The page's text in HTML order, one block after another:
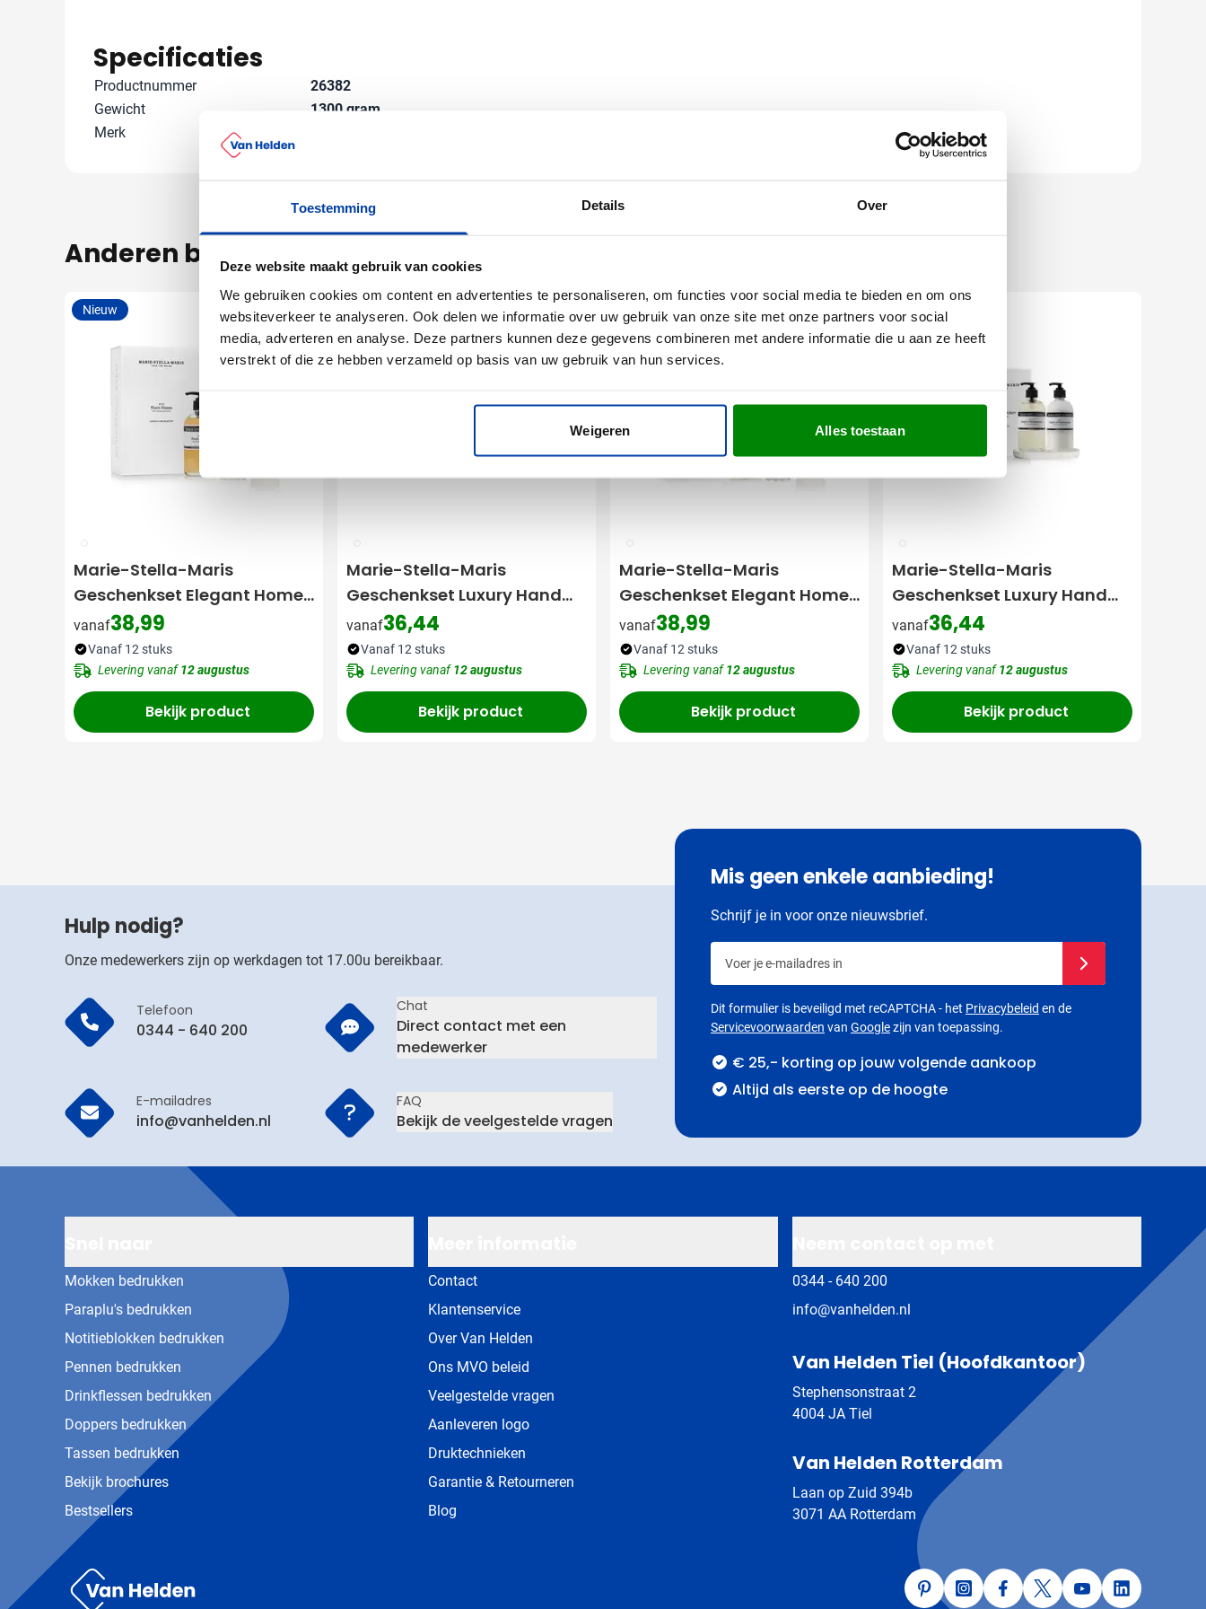
Toestemming Details Over
Deze website maakt gebruik van cookies
We gebruiken cookies om content en advertenties te personaliseren, om functies voor social media te bieden en om ons
websiteverkeer te analyseren. Ook delen we informatie over uw gebruik van onze site met onze partners voor social
media, adverteren en analyse. Deze partners kunnen deze gegevens combineren met andere informatie die u aan ze heeft
verstrekt of die ze hebben verzameld op basis van uw gebruik van hun services.
Weigeren Alles toestaan
Specificaties
Productnummer
26382
Gewicht
1300 gram
Merk
Anderen bekeken ook
002
Marie-Stella-Maris
Geschenkset Elegant Home
Rock Roses [3-delig]
vanaf38,99
Nieuw
Vanaf 12 stuks
Levering vanaf12 augustus
Bekijk product
002
Marie-Stella-Maris
Geschenkset Luxury Hand
Care Voyage Vétiver [2-
delig]
vanaf36,44
Nieuw
Vanaf 12 stuks
Levering vanaf12 augustus
Bekijk product
002
Marie-Stella-Maris
Geschenkset Elegant Home
Objets d'Amsterdam [3-
delig]
vanaf38,99
Nieuw
Vanaf 12 stuks
Levering vanaf12 augustus
Bekijk product
002
Marie-Stella-Maris
Geschenkset Luxury Hand
Care Objets d'Amsterdam
[2-delig]
vanaf36,44
Nieuw
Vanaf 12 stuks
Levering vanaf12 augustus
Bekijk product
Hulp nodig?
Onze medewerkers zijn op werkdagen tot 17.00u bereikbaar.
Telefoon
0344 - 640 200
Chat
Direct contact met een
medewerker
E-mailadres
info@vanhelden.nl
FAQ
Bekijk de veelgestelde vragen
Mis geen enkele aanbieding!
Schrijf je in voor onze nieuwsbrief.
Dit formulier is beveiligd met reCAPTCHA - het Privacybeleid en de
Servicevoorwaarden van Googlezijn van toepassing.
€ 25,- korting op jouw volgende aankoop
Altijd als eerste op de hoogte
Mokken bedrukken
Paraplu's bedrukken
Notitieblokken bedrukken
Pennen bedrukken
Drinkflessen bedrukken
Doppers bedrukken
Tassen bedrukken
Bekijk brochures
Bestsellers
Contact
Klantenservice
Over Van Helden
Ons MVO beleid
Veelgestelde vragen
Aanleveren logo
Druktechnieken
Garantie & Retourneren
Blog
0344 - 640 200
info@vanhelden.nl
Van Helden Tiel (Hoofdkantoor)
Stephensonstraat 2
4004 JA Tiel
Van Helden Rotterdam
Laan op Zuid 394b
3071 AA Rotterdam
PinterestInstagramFacebookTwitterYouTubeLinkedIn